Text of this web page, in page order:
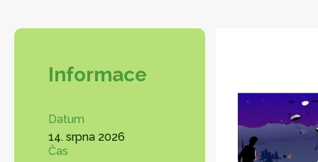
Informace
Datum
14. srpna 2026
Čas